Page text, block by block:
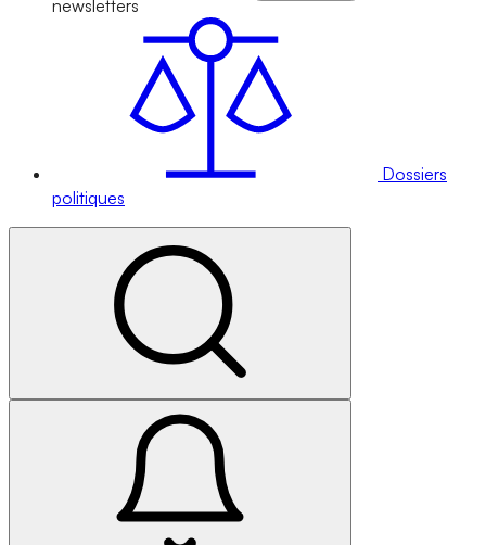
newsletters
Dossiers
politiques